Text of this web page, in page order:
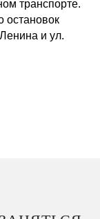
транспорте.
остановок
и ул.